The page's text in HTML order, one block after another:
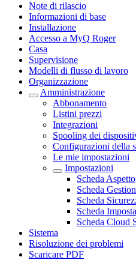
Note di rilascio
Informazioni di base
Installazione
Accesso a MyQ Roger
Casa
Supervisione
Modelli di flusso di lavoro
Organizzazione
Amministrazione
Abbonamento
Listini prezzi
Integrazioni
Spooling dei
Configurazioni della
Le mie impostazioni
Impostazioni
Scheda Aspetto
Scheda
Scheda
Scheda
Scheda Cloud
Sistema
Risoluzione dei problemi
Scaricare PDF